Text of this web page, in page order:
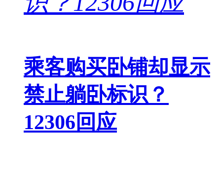
乘客购买卧铺却显示
禁止躺卧标识？
12306回应